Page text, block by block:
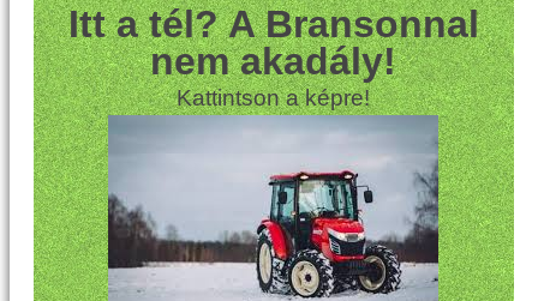
Itt a tél? A Bransonnal
nem akadály!
Kattintson a képre!